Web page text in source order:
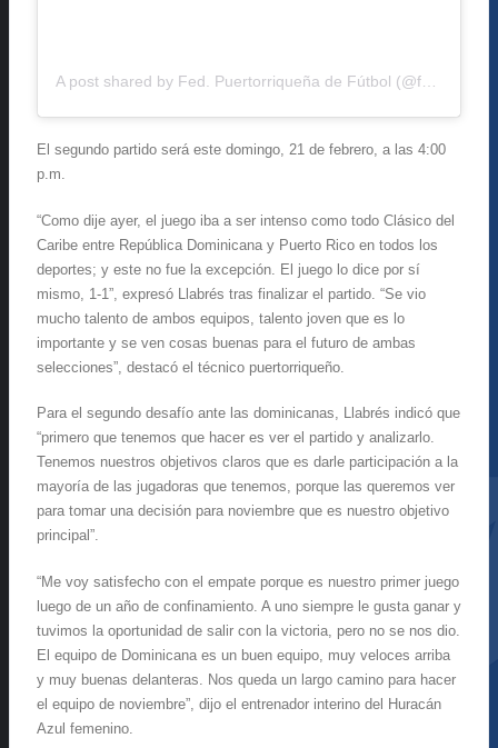
El segundo partido será este domingo, 21 de febrero, a las 4:00
p.m.
“Como dije ayer, el juego iba a ser intenso como todo Clásico del
Caribe entre República Dominicana y Puerto Rico en todos los
deportes; y este no fue la excepción. El juego lo dice por sí
mismo, 1-1”, expresó Llabrés tras finalizar el partido. “Se vio
mucho talento de ambos equipos, talento joven que es lo
importante y se ven cosas buenas para el futuro de ambas
selecciones”, destacó el técnico puertorriqueño.
Para el segundo desafío ante las dominicanas, Llabrés indicó que
“primero que tenemos que hacer es ver el partido y analizarlo.
Tenemos nuestros objetivos claros que es darle participación a la
mayoría de las jugadoras que tenemos, porque las queremos ver
para tomar una decisión para noviembre que es nuestro objetivo
principal”.
“Me voy satisfecho con el empate porque es nuestro primer juego
luego de un año de confinamiento. A uno siempre le gusta ganar y
tuvimos la oportunidad de salir con la victoria, pero no se nos dio.
El equipo de Dominicana es un buen equipo, muy veloces arriba
y muy buenas delanteras. Nos queda un largo camino para hacer
el equipo de noviembre”, dijo el entrenador interino del Huracán
Azul femenino.